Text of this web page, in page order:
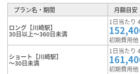
プラン名・期間 月額目安
ロング【川崎駅】
30日以上～360日未満
1日当たり
初期費用
ショート【川崎駅】
～30日未満
1日当たり
初期費用